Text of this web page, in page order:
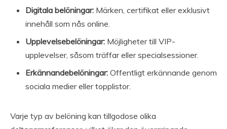
Digitala belöningar: Märken, certifikat eller exklusivt
innehåll som nås online.
Upplevelsebelöningar: Möjligheter till VIP-
upplevelser, såsom träffar eller specialsessioner.
Erkännandebelöningar: Offentligt erkännande genom
sociala medier eller topplistor.
Varje typ av belöning kan tillgodose olika